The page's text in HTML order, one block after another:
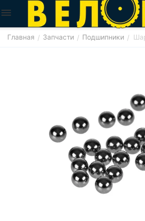
Главная / Запчасти / Подшипники /